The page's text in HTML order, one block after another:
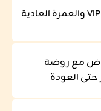
مع روضة
العودة